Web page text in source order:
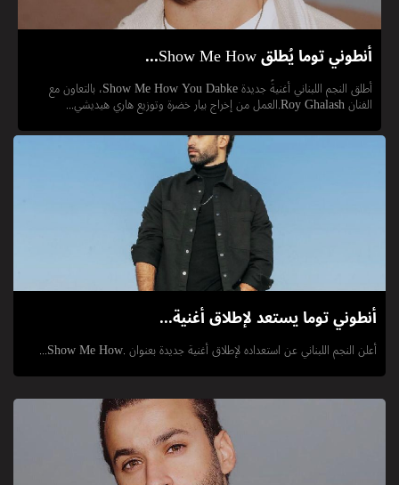
أنطوني توما يُطلق Show Me How...
أطلق النجم اللبناني أغنيةً جديدة Show Me How You Dabke، بالتعاون مع
الفنان Roy Ghalash.العمل من إخراج بيار خضرة وتوزيع هاري هيديشي...
أنطوني توما يستعد لإطلاق أغنية...
أعلن النجم اللبناني عن استعداده لإطلاق أغنية جديدة بعنوان .Show Me How...